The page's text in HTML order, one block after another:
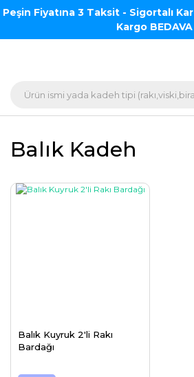
Peşin Fiyatına 3 Taksit - Sigortalı
Kargo BEDAVA
Balık Kadeh
Balık Kuyruk 2'li Rakı
Bardağı